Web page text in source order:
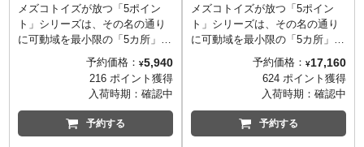
ーツも付属した、スペシャルな
アイテム！
ャットウーマン用の差し替え用
頭部パーツも付属した、スペシ
ャルなアイテム！
メズコトイズが放つ「5ポイン
ト」シリーズは、その名の通り
に可動域を最小限の「5カ所」程
度とし、フォルムを優先するこ
とで3.75インチが持つ独特の雰
囲気を最大限に生かすシリーズ
です。新作として『バットマン
アニメイテッド』第二弾となる
バットマン＆バットサイクルが
予約価格： ¥5,940
216 ポイント獲得
入荷時期： 確認中
予約する
メズコトイズが放つ「5ポイン
ト」シリーズは、その名の通り
に可動域を最小限の「5カ所」程
度とし、フォルムを優先するこ
とで3.75インチが持つ独特の雰
囲気を最大限に生かすシリーズ
です。新作として『バットマン
アニメイテッド』第二弾となる
スカイダイブ・バットマン、ト
予約価格： ¥17,160
624 ポイント獲得
入荷時期： 確認中
予約する